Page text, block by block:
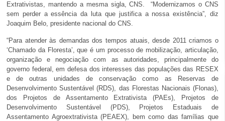
Extrativistas, mantendo a mesma sigla, CNS. “Modernizamos o CNS
sem perder a essência da luta que justifica a nossa existência”, diz
Joaquim Belo, presidente nacional do CNS.
“Para atender às demandas dos tempos atuais, desde 2011 criamos o
‘Chamado da Floresta’, que é um processo de mobilização, articulação,
organização e negociação com as autoridades, principalmente do
governo federal, em defesa dos interesses das populações das RESEX
e de outras unidades de conservação como as Reservas de
Desenvolvimento Sustentável (RDS), das Florestas Nacionais (Flonas),
dos Projetos de Assentamento Extrativista (PAEs), Projetos de
Desenvolvimento Sustentável (PDS), Projetos Estaduais de
Assentamento Agroextrativista (PEAEX), bem como das famílias que